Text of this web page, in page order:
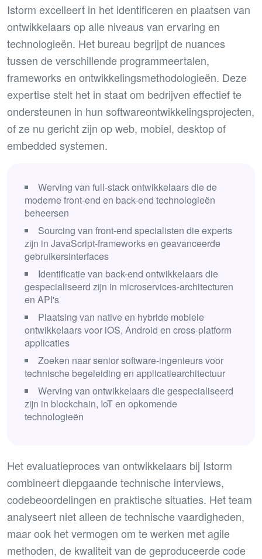
Istorm excelleert in het identificeren en plaatsen van
ontwikkelaars op alle niveaus van ervaring en
technologieën. Het bureau begrijpt de nuances
tussen de verschillende programmeertalen,
frameworks en ontwikkelingsmethodologieën. Deze
expertise stelt het in staat om bedrijven effectief te
ondersteunen in hun softwareontwikkelingsprojecten,
of ze nu gericht zijn op web, mobiel, desktop of
embedded systemen.
Werving van full-stack ontwikkelaars die de
moderne front-end en back-end technologieën
beheersen
Sourcing van front-end specialisten die experts
zijn in JavaScript-frameworks en geavanceerde
gebruikersinterfaces
Identificatie van back-end ontwikkelaars die
gespecialiseerd zijn in microservices-architecturen
en API's
Plaatsing van native en hybride mobiele
ontwikkelaars voor iOS, Android en cross-platform
applicaties
Zoeken naar senior software-ingenieurs voor
technische begeleiding en applicatiearchitectuur
Werving van ontwikkelaars die gespecialiseerd
zijn in blockchain, IoT en opkomende
technologieën
Het evaluatieproces van ontwikkelaars bij Istorm
combineert diepgaande technische interviews,
codebeoordelingen en praktische situaties. Het team
analyseert niet alleen de technische vaardigheden,
maar ook het vermogen om te werken met agile
methoden, de kwaliteit van de geproduceerde code